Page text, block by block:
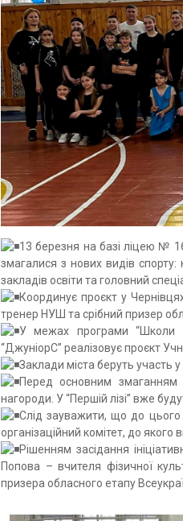
13 березня на базі ліцею № 16
змагалися з нових видів
закладів освіти та головний
Координує проєкт у
тренер НУШ та срібний призер
У межах програми “Школи
“ДжуніорС” реалізовує проєкт
Заклади міста беруть участь
Перед основним змаганням
нагороди. У “Першій лізі” вже
Слід зауважити, що до цього
організаційний комітет, до якого
Рішенням засідання
Попова – вчителя фізичної
призера обласного етапу